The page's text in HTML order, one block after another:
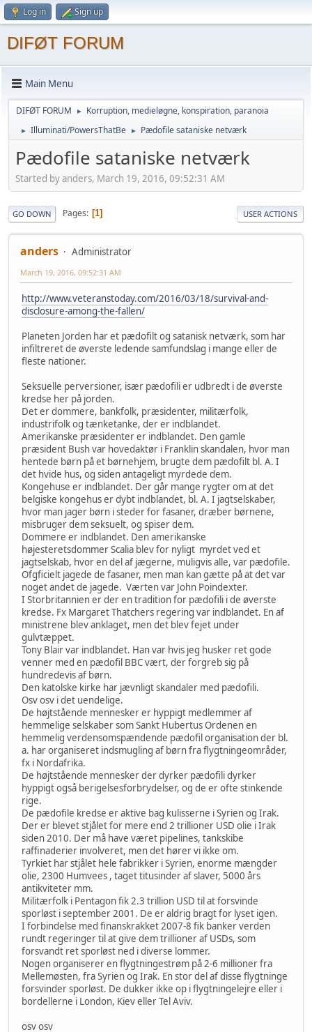
Log in Sign up
DIFØT FORUM
Main Menu
DIFØT FORUM ► Korruption, medieløgne, konspiration, paranoia
► Illuminati/PowersThatBe ► Pædofile sataniske netværk
Pædofile sataniske netværk
Started by anders, March 19, 2016, 09:52:31 AM
GO DOWN Pages 1 USER ACTIONS
anders Administrator
March 19, 2016, 09:52:31 AM
http://www.veteranstoday.com/2016/03/18/survival-and-
disclosure-among-the-fallen/
Planeten Jorden har et pædofilt og satanisk netværk, som har
infiltreret de øverste ledende samfundslag i mange eller de
fleste nationer.
Seksuelle perversioner, især pædofili er udbredt i de øverste
kredse her på jorden.
Det er dommere, bankfolk, præsidenter, militærfolk,
industrifolk og tænketanke, der er indblandet.
Amerikanske præsidenter er indblandet. Den gamle
præsident Bush var hovedaktør i Franklin skandalen, hvor man
hentede børn på et børnehjem, brugte dem pædofilt bl. A. I
det hvide hus, og siden antageligt myrdede dem.
Kongehuse er indblandet. Der går mange rygter om at det
belgiske kongehus er dybt indblandet, bl. A. I jagtselskaber,
hvor man jager børn i steder for fasaner, dræber børnene,
misbruger dem seksuelt, og spiser dem.
Dommere er indblandet. Den amerikanske
højesteretsdommer Scalia blev for nyligt myrdet ved et
jagtselskab, hvor en del af jægerne, muligvis alle, var pædofile.
Ofgficielt jagede de fasaner, men man kan gætte på at det var
noget andet de jagede. Værten var John Poindexter.
I Storbritannien er der en tradition for pædofili i de øverste
kredse. Fx Margaret Thatchers regering var indblandet. En af
ministrene blev anklaget, men det blev fejet under
gulvtæppet.
Tony Blair var indblandet. Han var hvis jeg husker ret gode
venner med en pædofil BBC vært, der forgreb sig på
hundredevis af børn.
Den katolske kirke har jævnligt skandaler med pædofili.
Osv osv i det uendelige.
De højtstående mennesker er hyppigt medlemmer af
hemmelige selskaber som Sankt Hubertus Ordenen en
hemmelig verdensomspændende pædofil organisation der bl.
a. har organiseret indsmugling af børn fra flygtningeområder,
fx i Nordafrika.
De højtstående mennesker der dyrker pædofili dyrker
hyppigt også berigelsesforbrydelser, og de er ofte stinkende
rige.
De pædofile kredse er aktive bag kulisserne i Syrien og Irak.
Der er blevet stjålet for mere end 2 trillioner USD olie i Irak
siden 2010. Der må have været pipelines, tankskibe
raffinaderier involveret, men det hører vi ikke om.
Tyrkiet har stjålet hele fabrikker i Syrien, enorme mængder
olie, 2300 Humvees , taget titusinder af slaver, 5000 års
antikviteter mm.
Militærfolk i Pentagon fik 2.3 trillion USD til at forsvinde
sporløst i september 2001. De er aldrig bragt for lyset igen.
I forbindelse med finanskrakket 2007-8 fik banker verden
rundt regeringer til at give dem trillioner af USDs, som
forsvandt ret sporløst ned i diverse lommer.
Nogen organiserer en flygtningestrøm på 2-6 millioner fra
Mellemøsten, fra Syrien og Irak. En stor del af disse flygtninge
forsvinder sporløst. De dukker ikke op i flygtningelejre eller i
bordellerne i London, Kiev eller Tel Aviv.
osv osv